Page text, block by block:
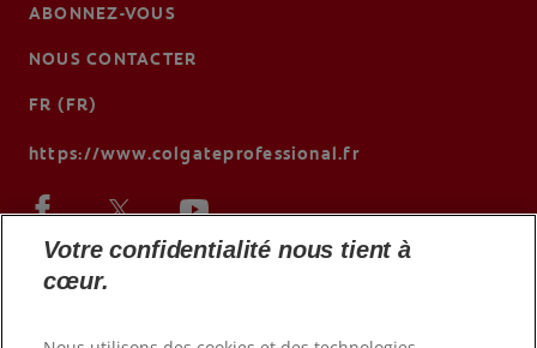
ABONNEZ-VOUS
NOUS CONTACTER
FR (FR)
https://www.colgateprofessional.fr
Votre confidentialité nous tient à
cœur.